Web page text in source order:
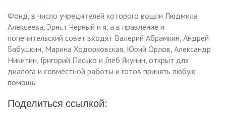
Фонд, в число учредителей которого вошли Людмила
Алексеева, Эрнст Черный и я, а в правление и
попечительский совет входят Валерий Абрамкин, Андрей
Бабушкин, Марина Ходорковская, Юрий Орлов, Александр
Никитин, Григорий Пасько и Глеб Якунин, открыт для
диалога и совместной работы и готов принять любую
помощь.
Поделиться ссылкой: